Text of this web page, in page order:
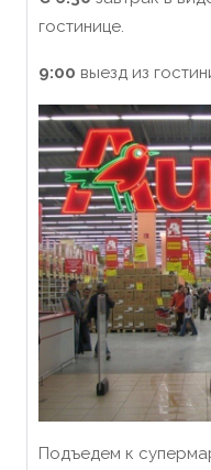
гостинице.
9:00 выезд из
Подъедем к